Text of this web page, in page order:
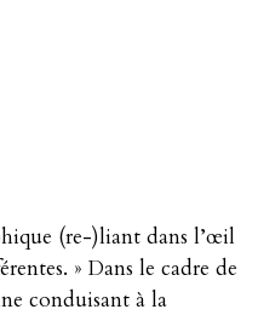
(re-)liant dans l’œil
» Dans le cadre de
conduisant à la